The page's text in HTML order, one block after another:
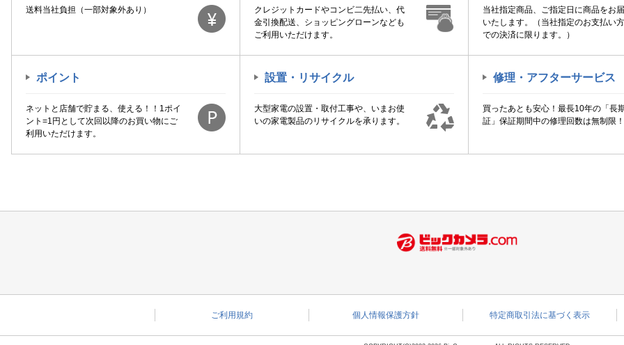
送料当社負担（一部対象外あり）
クレジットカードやコンビ二先払い、代
金引換配送、ショッピングローンなども
ご利用いただけます。
当社指定商品、ご指定日に商品をお
いたします。（当社指定のお支払い
での決済に限ります。）
ポイント
ネットと店舗で貯まる、使える！！1ポイ
ント=1円として次回以降のお買い物にご
利用いただけます。
設置・リサイクル
大型家電の設置・取付工事や、いまお使
いの家電製品のリサイクルを承ります。
修理・アフターサービス
買ったあとも安心！最長10年の「長
証」保証期間中の修理回数は無制限！
ご利用規約 個人情報保護方針 特定商取引法に基づく表示